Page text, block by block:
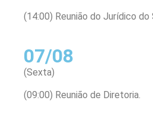
(14:00) Reunião do Jurídico do
07/08
(Sexta)
(09:00) Reunião de Diretoria.